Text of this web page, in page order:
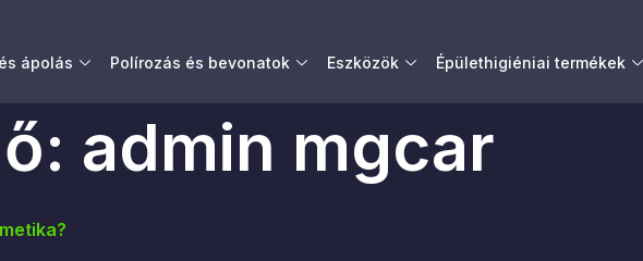
ápolás Polírozás és bevonatok Eszközök Épülethigiéniai termékek
admin mgcar